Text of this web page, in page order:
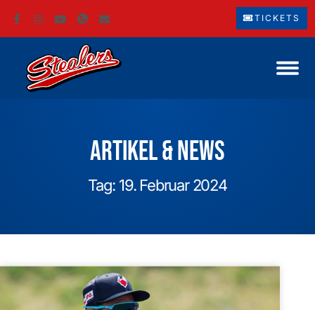
TICKETS
Artikel & News
Tag: 19. Februar 2024